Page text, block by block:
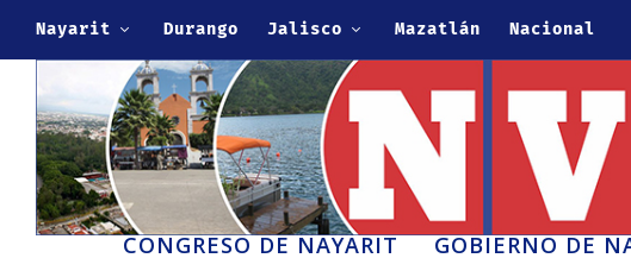
Nayarit Durango Jalisco Mazatlán Nacional
CONGRESO DE NAYARIT GOBIERNO DE